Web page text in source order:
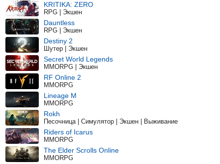
KRITIKA: ZERO
RPG | Экшен
Dauntless
RPG | Экшен
Destiny 2
Шутер | Экшен
Secret World Legends
MMORPG | Экшен
RF Online 2
MMORPG
Lineage M
MMORPG
Rokh
Песочница | Симулятор | Экшен | Выживание
Riders of Icarus
MMORPG
The Elder Scrolls Online
MMORPG